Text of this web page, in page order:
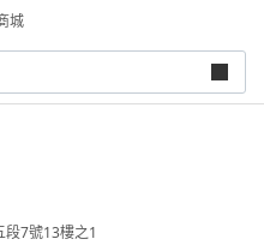
城
7號13樓之1